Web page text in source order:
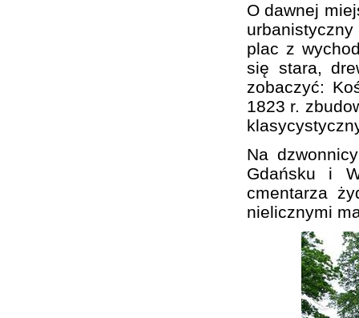
O dawnej
plac z
się stara,
zobaczyć:
1823 r.
Na
Gdańsku i
cmentarza
nielicznymi